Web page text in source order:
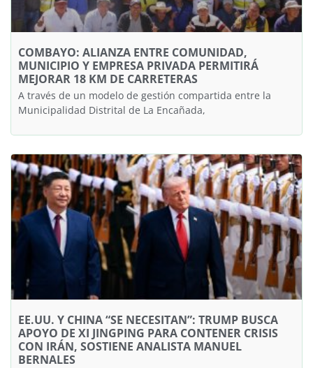
COMBAYO: ALIANZA ENTRE COMUNIDAD,
MUNICIPIO Y EMPRESA PRIVADA PERMITIRÁ
MEJORAR 18 KM DE CARRETERAS
A través de un modelo de gestión compartida entre la
Municipalidad Distrital de La Encañada,
EE.UU. Y CHINA “SE NECESITAN”: TRUMP BUSCA
APOYO DE XI JINGPING PARA CONTENER CRISIS
CON IRÁN, SOSTIENE ANALISTA MANUEL
BERNALES